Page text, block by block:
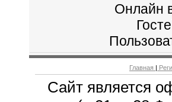
Онлайн
Главная |
Сайт является